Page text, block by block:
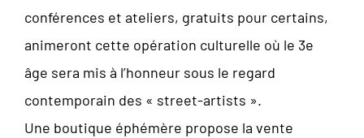
conférences et ateliers, gratuits pour certains,
animeront cette opération culturelle où le 3e
âge sera mis à l’honneur sous le regard
contemporain des « street-artists ».
Une boutique éphémère propose la vente